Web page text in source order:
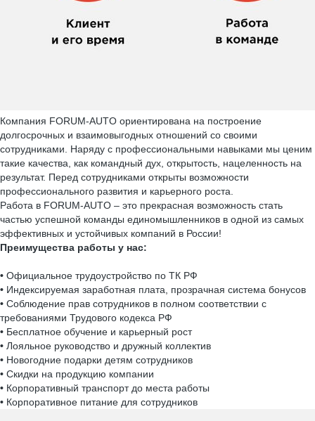
Компания FORUM-AUTO ориентирована на построение
долгосрочных и взаимовыгодных отношений со своими
сотрудниками. Наряду с профессиональными навыками мы ценим
такие качества, как командный дух, открытость, нацеленность на
результат. Перед сотрудниками открыты возможности
профессионального развития и карьерного роста.
Работа в FORUM-AUTO – это прекрасная возможность стать
частью успешной команды единомышленников в одной из самых
эффективных и устойчивых компаний в России!
Преимущества работы у нас:
• Официальное трудоустройство по ТК РФ
• Индексируемая заработная плата, прозрачная система бонусов
• Соблюдение прав сотрудников в полном соответствии с
требованиями Трудового кодекса РФ
• Бесплатное обучение и карьерный рост
• Лояльное руководство и дружный коллектив
• Новогодние подарки детям сотрудников
• Скидки на продукцию компании
• Корпоративный транспорт до места работы
• Корпоративное питание для сотрудников